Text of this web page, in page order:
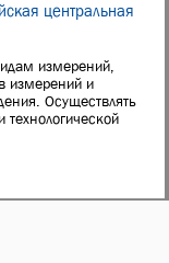
центральная
измерений,
измерений и
Осуществлять
технологической